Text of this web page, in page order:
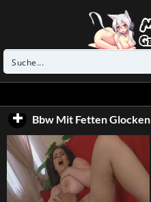
Bbw Mit Fetten Glocken